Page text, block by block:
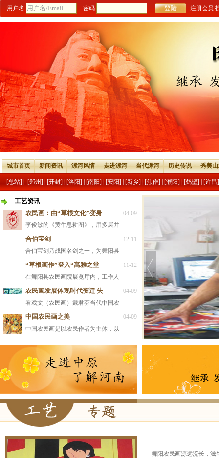
用户名 密码 注册会员
城市首页 新闻资讯 漯河风情 走进漯河 当代漯河 历史传说 秀美
[总站] [郑州] [开封] [洛阳] [南阳] [安阳] [新乡] [焦作] [濮阳] [鹤壁] [许昌]
工艺资讯
04-09
农民画：由“草根文化”变身
李俊敏的《黄牛息耕图》，用多层并
12-11
合伯宝剑
合伯宝剑乃战国名剑之一，为舞阳县
11-12
“草根画作”登入“高雅之堂
在舞阳县农民画院展览厅内，工作人
04-09
农民画发展体现时代变迁 失
看戏文（农民画）戴君芬当代中国农
04-09
中国农民画之美
中国农民画是以农民作者为主体，以
舞阳农民画源远流长，滋